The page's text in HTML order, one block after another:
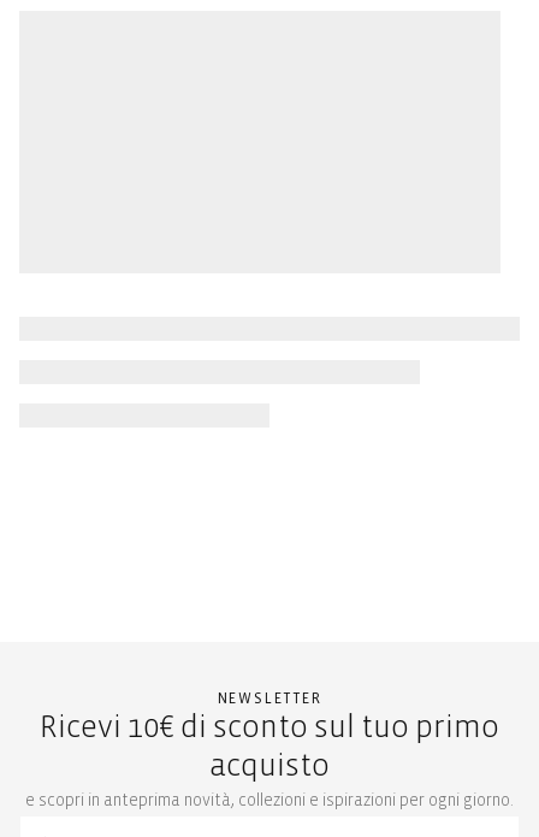
NEWSLETTER
Ricevi 10€ di sconto sul tuo primo
acquisto
e scopri in anteprima novità, collezioni e ispirazioni per ogni giorno.